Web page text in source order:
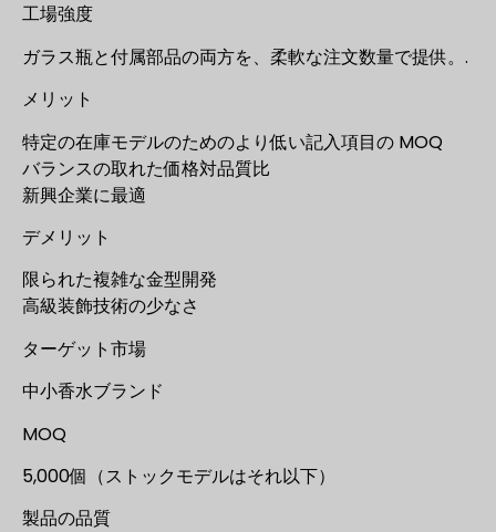
工場強度
ガラス瓶と付属部品の両方を、柔軟な注文数量で提供。.
メリット
特定の在庫モデルのためのより低い記入項目の MOQ
バランスの取れた価格対品質比
新興企業に最適
デメリット
限られた複雑な金型開発
高級装飾技術の少なさ
ターゲット市場
中小香水ブランド
MOQ
5,000個（ストックモデルはそれ以下）
製品の品質